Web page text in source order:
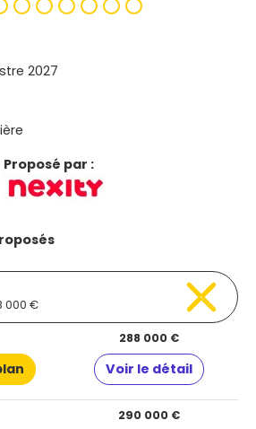
2027
Proposé par :
000 €
288 000 €
Voir le détail
290 000 €